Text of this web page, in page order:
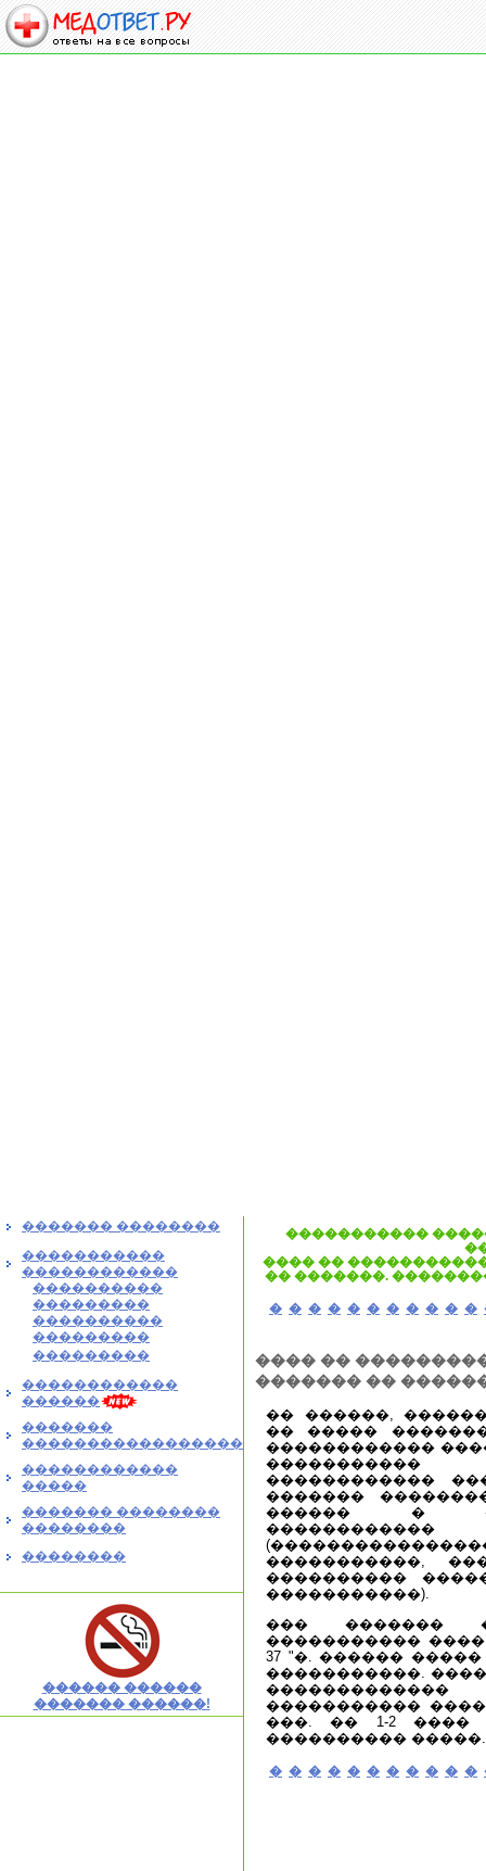
������� ��������
�����������
������������
����������
���������
����������
���������
���������
������������
������
�������
�����������������
������������
�����
������� ��������
��������
��������
������ ������
������� ������!
�����������
���� ��
�� �������.
� � � � � � � � � � �
���� ��
������� ��
�� ������,
�� �����
������������
������������
�������
������ �
�����������,
����������
�����������).
��� �������
�����������
37 "�. ������
�����������.
�����������
���. �� 1-2
���������� �����.
� � � � � � � � � � �